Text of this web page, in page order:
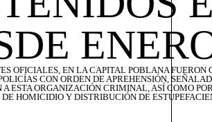
OFICIALES, EN LA CAPITAL POBLANA FUERON
CON ORDEN DE APREHENSIÓN,
ESTA ORGANIZACIÓN CRIMINAL, ASÍ COMO
HOMICIDIO Y DISTRIBUCIÓN DE